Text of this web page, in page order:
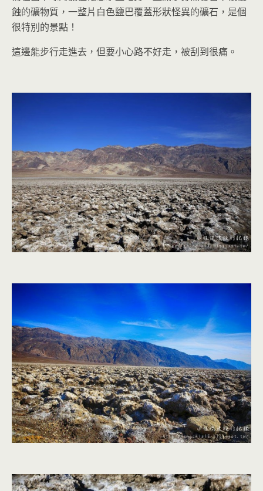
蝕的礦物質，一整片白色鹽巴覆蓋形狀怪異的礦石，是個
很特別的景點！
這邊能步行走進去，但要小心路不好走，被刮到很痛。